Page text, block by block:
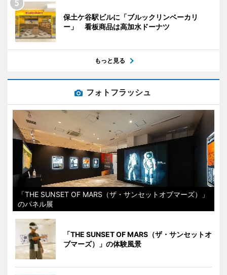
保土ケ谷駅ビルに「ブルックリンベーカリ
ー」 看板商品は高加水ドーナツ
もっと見る
フォトフラッシュ
「THE SUNSET OF MARS（ザ・サンセットオブマーズ）」
のパネル展
「THE SUNSET OF MARS（ザ・サンセットオ
ブマーズ）」の体験風景